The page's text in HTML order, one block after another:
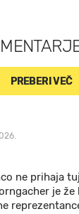
PREBERI VEČ
ne prihaja
je